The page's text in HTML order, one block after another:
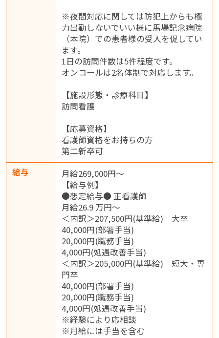
※夜間対応に関しては防犯上からも極
力出勤しないでいい様に馬場記念病院
（本院）での患者様の受入を促してい
ます。
1日の訪問件数は5件程度です。
オンコールは2名体制で対応します。
【施設形態・診療科目】
訪問看護
【応募資格】
看護師資格をお持ちの方
第二新卒可
給与
月給269,000円～
【給与例】
●想定給与● 正看護師
月給26.9 万円～
＜内訳＞207,500円(基準給) 大卒
40,000円(部署手当)
20,000円(職務手当)
4,000円(処遇改善手当)
＜内訳＞205,000円(基準給) 短大・専
門卒
40,000円(部署手当)
20,000円(職務手当)
4,000円(処遇改善手当)
※経験により応相談
※月給には手当を含む